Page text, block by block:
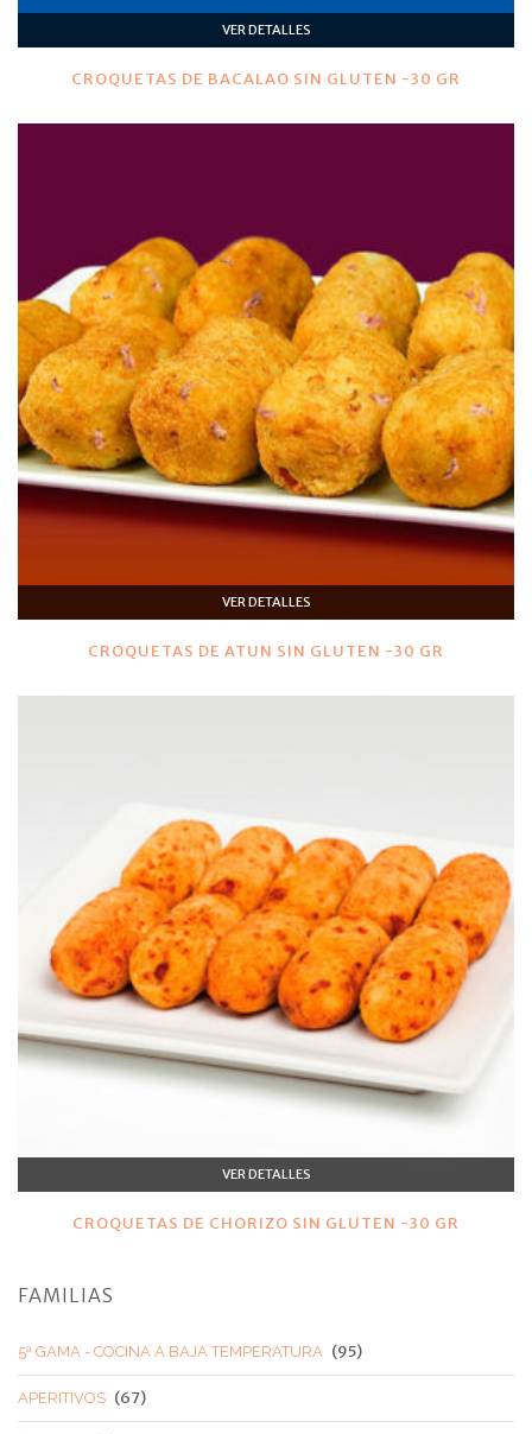
VER DETALLES
CROQUETAS DE BACALAO SIN GLUTEN -30 GR
VER DETALLES
CROQUETAS DE ATUN SIN GLUTEN -30 GR
VER DETALLES
CROQUETAS DE CHORIZO SIN GLUTEN -30 GR
FAMILIAS
5ª GAMA - COCINA A BAJA TEMPERATURA (95)
APERITIVOS (67)